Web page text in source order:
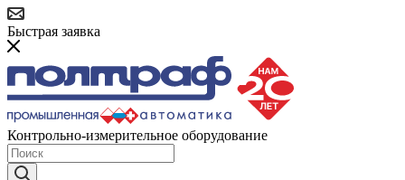
Быстрая заявка
Контрольно-измерительное оборудование